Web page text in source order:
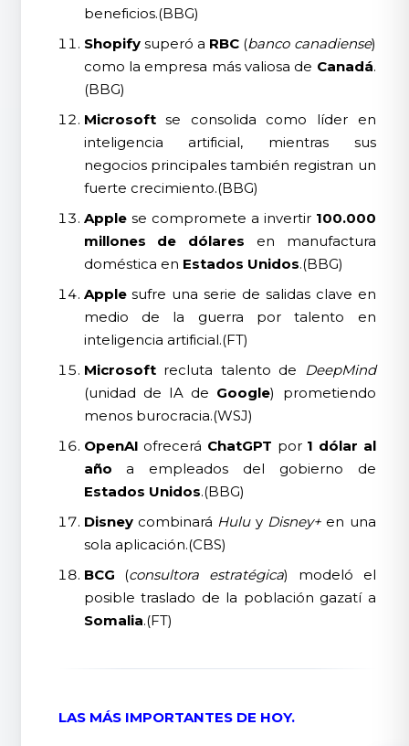
beneficios.(BBG)
Shopifysuperó a RBC (banco canadiense)
como la empresa más valiosa de Canadá.
(BBG)
Microsoftse consolida como líder en
inteligencia artificial, mientras sus
negocios principales también registran un
fuerte crecimiento.(BBG)
Applese compromete a invertir 100.000
millones de dólares en manufactura
doméstica en Estados Unidos.(BBG)
Applesufre una serie de salidas clave en
medio de la guerra por talento en
inteligencia artificial.(FT)
Microsoftrecluta talento de DeepMind
(unidad de IA de Google) prometiendo
menos burocracia.(WSJ)
OpenAI ofrecerá ChatGPT por 1 dólar al
año a empleados del gobierno de
Estados Unidos.(BBG)
Disneycombinará Huluy Disney+en una
sola aplicación.(CBS)
BCG (consultora estratégica) modeló el
posible traslado de la población gazatí a
Somalia.(FT)
LAS MÁS IMPORTANTES DE HOY.